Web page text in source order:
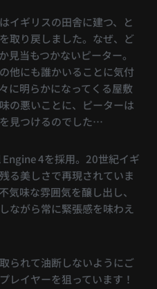
イギリスの田舎に建つ、と
取り戻しました。なぜ、ど
見当もつかないピーター。
他にも誰かいることに気付
に明らかになってくる屋敷
の悪いことに、ピーターは
見つけるのでした…
4を採用。20世紀イギ
る美しさで再現されていま
気味な雰囲気を醸し出し、
ながら常に緊張感を味わえ
られて油断しないようにご
レイヤーを狙っています！